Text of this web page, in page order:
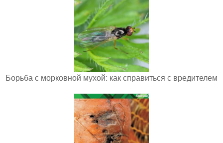
Борьба с морковной мухой: как справиться с вредителем